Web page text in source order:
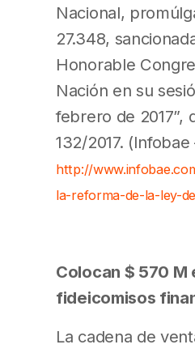
Nacional,
27.348,
Honorable
Nación en su
febrero de 2017”,
132/2017. (Infobae
http://
la-reforma-de-la-ley-
Colocan $ 570 M
fideicomisos
La cadena de